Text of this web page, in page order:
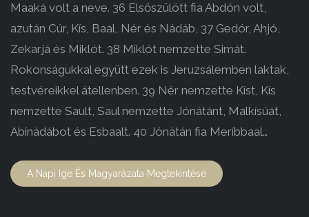
Maaká volt a neve. 36 Elsőszülött fia Abdón volt,
azután Cúr, Kís, Baal, Nér és Nádáb, 37 Gedór, Ahjó,
Zekarjá és Miklót. 38 Miklót nemzette Simát.
Rokonságukkal együtt ezek is Jeruzsálemben laktak,
testvéreikkel átellenben. 39 Nér nemzette Kíst, Kís
nemzette Sault, Saul nemzette Jónátánt, Malkísúát,
Abínádábot és Esbaalt. 40 Jónátán fia Meríbbaal…
A Napi Ige És Magyarázata Megtekintése